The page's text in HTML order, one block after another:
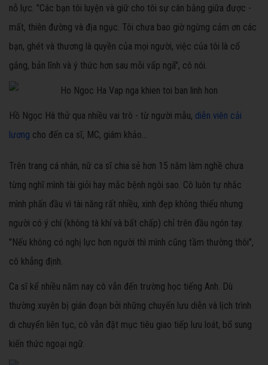
nỗ lực. "Các bạn tôi luyện và giữ cho tôi sự cân bằng giữa được -
mất, thiên đường và địa ngục. Tôi chưa bao giờ ngừng cảm ơn các
bạn, ghét và thương là quyền của mọi người, việc của tôi là cố
gắng, bản lĩnh và ý thức hơn sau mỗi vấp ngã", cô nói.
Hồ Ngọc Hà thử qua nhiều vai trò - từ người mẫu, diễn viên cải
lương cho đến ca sĩ, MC, giám khảo...
Trên trang cá nhân, nữ ca sĩ chia sẻ hơn 15 năm làm nghề chưa
từng nghĩ mình tài giỏi hay mắc bệnh ngôi sao. Cô luôn tự nhắc
mình phấn đầu vì tài năng rất nhiều, xinh đẹp không thiếu nhưng
người có ý chí (không tà khí và bất chấp) chỉ trên đầu ngón tay.
"Nếu không có nghị lực hơn người thì mình cũng tầm thường thôi",
cô khẳng định.
Ca sĩ kể nhiều năm nay cô vẫn đến trường học tiếng Anh. Dù
thường xuyên bị gián đoạn bởi những chuyến lưu diễn và lịch trình
di chuyển liên tục, cô vẫn đặt mục tiêu giao tiếp lưu loát, bổ sung
kiến thức ngoại ngữ.